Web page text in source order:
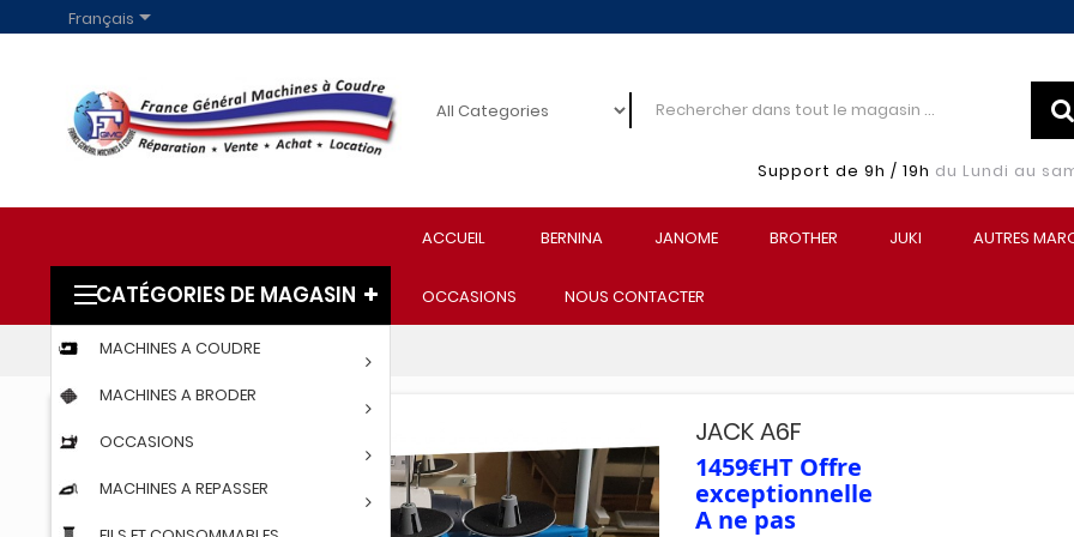
Français
Support de 9h / 19h du Lundi au
ACCUEIL BERNINA JANOME BROTHER JUKI AUTRES
OCCASIONS NOUS CONTACTER
CATÉGORIES DE MAGASIN
MACHINES A COUDRE
MACHINES A BRODER
OCCASIONS
MACHINES A REPASSER
Accueil PROFESSIONNELS
JACK A6F
1459€HT Offre
exceptionnelle
A ne pas